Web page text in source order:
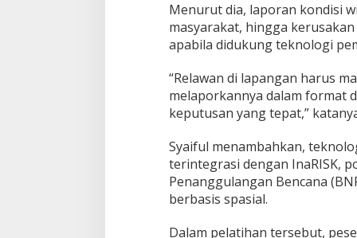
Menurut dia, laporan kondisi
masyarakat, hingga
apabila didukung teknologi
“Relawan di lapangan harus
melaporkannya dalam format
keputusan yang tepat,”
Syaiful menambahkan,
terintegrasi dengan InaRISK,
Penanggulangan Bencana
berbasis spasial.
Dalam pelatihan tersebut,